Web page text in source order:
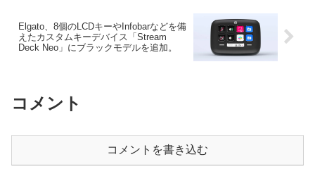
Elgato、8個のLCDキーやInfobarなどを備
えたカスタムキーデバイス「Stream
Deck Neo」にブラックモデルを追加。
コメント
コメントを書き込む